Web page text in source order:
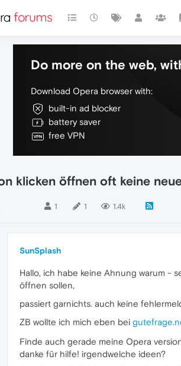
Do more on the web,
Download Opera browser with:
built-in ad blocker
battery saver
free VPN
klicken öffnen oft keine
1 1 1.4k
SunSplash
Hallo, ich habe keine Ahnung warum -
öffnen sollen,
passiert garnichts. auch keine
ZB wollte ich mich eben bei
Finde auch gerade meine Opera
danke für hilfe! irgendwelche ideen?